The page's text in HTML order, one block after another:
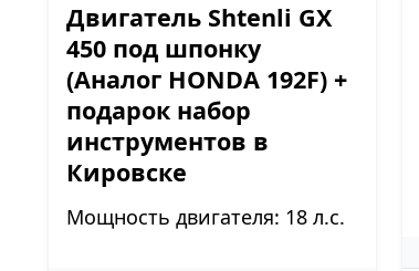
Двигатель Shtenli GX
450 под шпонку
(Аналог HONDA 192F) +
подарок набор
инструментов в
Кировске
Мощность двигателя: 18 л.с.